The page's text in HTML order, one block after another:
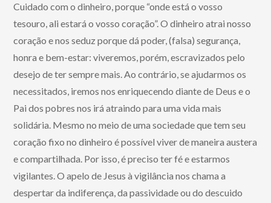
Cuidado com o dinheiro, porque “onde está o vosso
tesouro, ali estará o vosso coração”. O dinheiro atrai nosso
coração e nos seduz porque dá poder, (falsa) segurança,
honra e bem-estar: viveremos, porém, escravizados pelo
desejo de ter sempre mais. Ao contrário, se ajudarmos os
necessitados, iremos nos enriquecendo diante de Deus e o
Pai dos pobres nos irá atraindo para uma vida mais
solidária. Mesmo no meio de uma sociedade que tem seu
coração fixo no dinheiro é possível viver de maneira austera
e compartilhada. Por isso, é preciso ter fé e estarmos
vigilantes. O apelo de Jesus à vigilância nos chama a
despertar da indiferença, da passividade ou do descuido